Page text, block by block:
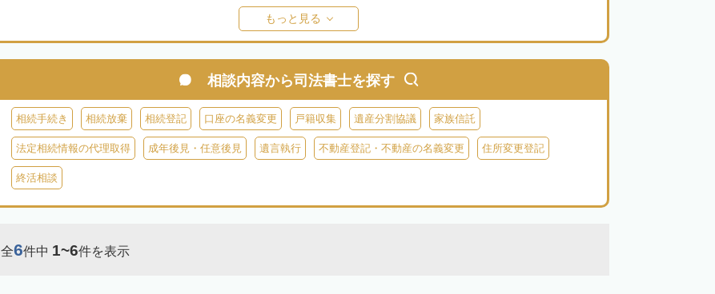
阿蘇郡南阿蘇村
阿蘇郡南小国町 阿蘇郡産山村
もっと見る
相談内容から司法書士を探す
相続手続き 相続放棄 相続登記 口座の名義変更 戸籍収集 遺産分割協議 家族信託
法定相続情報の代理取得 成年後見・任意後見 遺言執行 不動産登記・不動産の名義変更 住所変更登記
終活相談
全6件中 1~6件を表示